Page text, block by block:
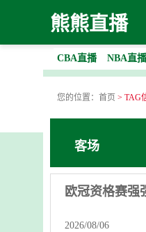
熊熊直播
CBA直播 NBA直播
您的位置： 首页 > TAG
客场
欧冠资格赛强
2026/08/06